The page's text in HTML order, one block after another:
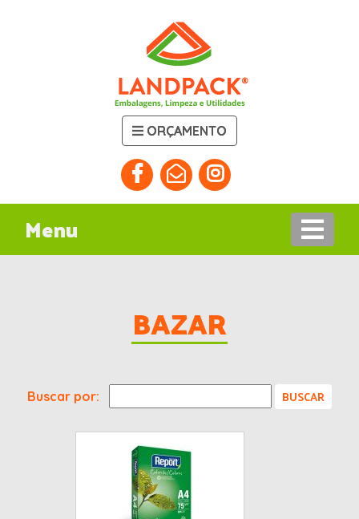
ORÇAMENTO
Menu
BAZAR
Buscar por: